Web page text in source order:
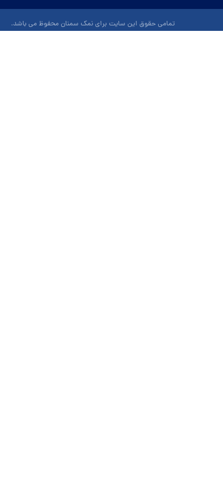
تمامی حقوق این سایت برای نمک سمنان محفوظ می باشد.